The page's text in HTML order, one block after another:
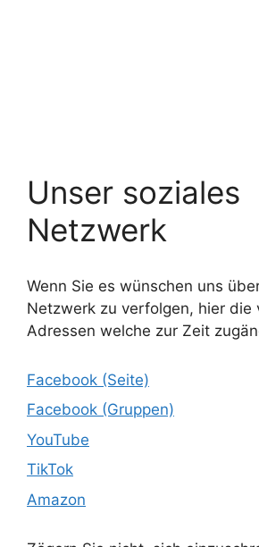
Unser soziales
Netzwerk
Wenn Sie es wünschen uns
Netzwerk zu verfolgen, hier die
Adressen welche zur Zeit
Facebook (Seite)
Facebook (Gruppen)
YouTube
TikTok
Amazon